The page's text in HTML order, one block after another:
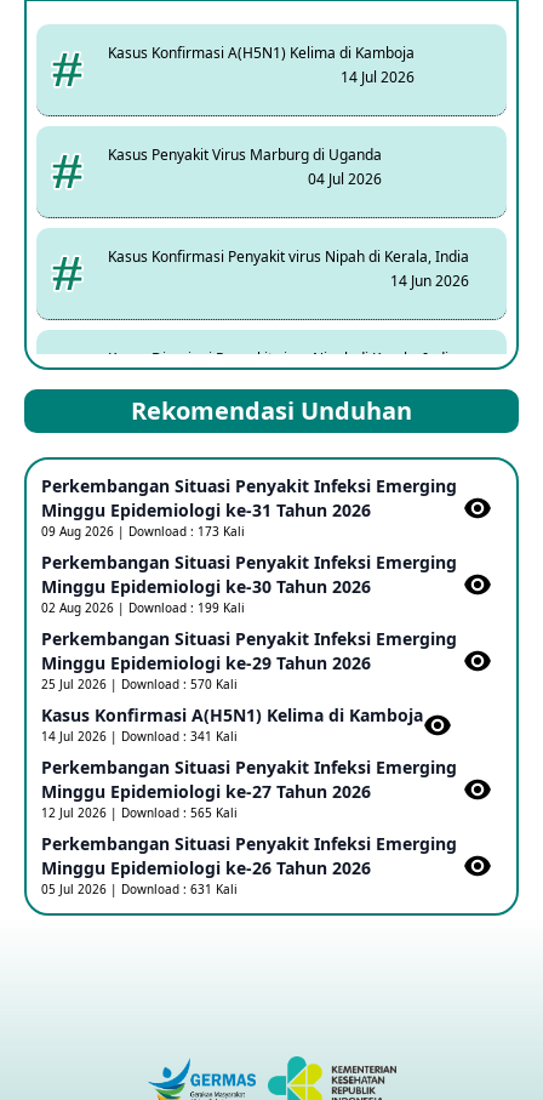
Kasus Konfirmasi A(H5N1) Kelima di Kamboja
14 Jul 2026
Kasus Penyakit Virus Marburg di Uganda
04 Jul 2026
Kasus Konfirmasi Penyakit virus Nipah di Kerala, India
14 Jun 2026
Kasus Dicurigai Penyakit virus Nipah di Kerala, India
Mpox Clade 1b di Taiwan
25 May 2026
Update Informasi PHEIC Penyakit Ebola
23 May 2026
Penetapan Outbreak Penyakit Ebola di RD Kongo dan
Uganda Sebagai PHEIC
17 May 2026
Outbreak Penyakti Ebola di RD Kongo
16 May 2026
Kasus Konfirmasi A(H5NN6) di Cina
Penyakit virus Hanta di Kapal Pesiar Keberangkatan
Rekomendasi Unduhan
Perkembangan Situasi Penyakit Infeksi Emerging
Minggu Epidemiologi ke-31 Tahun 2026
09 Aug 2026 | Download : 173 Kali
Perkembangan Situasi Penyakit Infeksi Emerging
Minggu Epidemiologi ke-30 Tahun 2026
02 Aug 2026 | Download : 199 Kali
Perkembangan Situasi Penyakit Infeksi Emerging
Minggu Epidemiologi ke-29 Tahun 2026
25 Jul 2026 | Download : 570 Kali
Kasus Konfirmasi A(H5N1) Kelima di Kamboja​
14 Jul 2026 | Download : 341 Kali
Perkembangan Situasi Penyakit Infeksi Emerging
Minggu Epidemiologi ke-27 Tahun 2026
12 Jul 2026 | Download : 565 Kali
Perkembangan Situasi Penyakit Infeksi Emerging
Minggu Epidemiologi ke-26 Tahun 2026
05 Jul 2026 | Download : 631 Kali